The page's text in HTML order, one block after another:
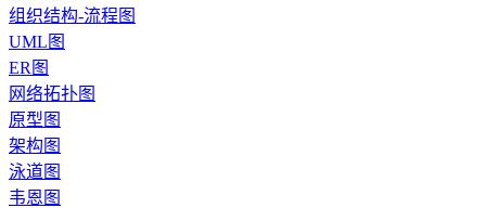
组织结构-流程图
UML图
ER图
网络拓扑图
原型图
架构图
泳道图
韦恩图